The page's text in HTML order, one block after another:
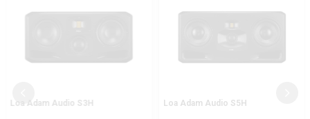
Loa Adam Audio S3H Loa Adam Audio S5H